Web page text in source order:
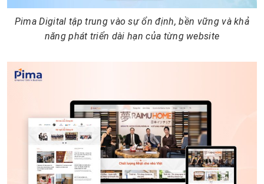
Pima Digital tập trung vào sự ổn định, bền vững và khả
năng phát triển dài hạn của từng website